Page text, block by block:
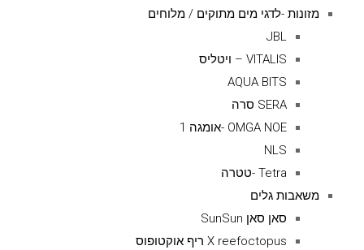
מזונות -לדגי מים מתוקים / מלוחים
JBL
VITALIS – ויטליס
AQUA BITS
SERA סרה
OMGA NOE -אומגה 1
NLS
Tetra -טטרה
משאבות גלים
סאן סאן SunSun
X reefoctopus ריף אוקטופוס